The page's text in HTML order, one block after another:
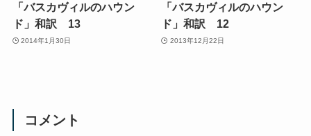
「バスカヴィルのハウン
ド」和訳 13
2014年1月30日
「バスカヴィルのハウン
ド」和訳 12
2013年12月22日
コメント